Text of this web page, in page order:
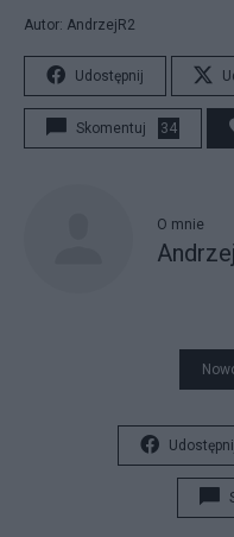
Autor: AndrzejR2
Udostępnij
Skomentuj 34
O mnie